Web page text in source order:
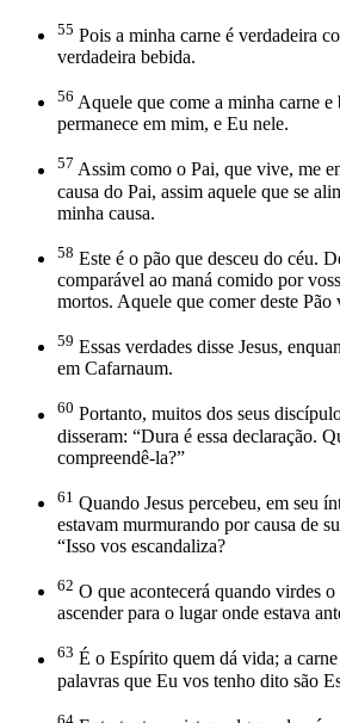
55 Pois a minha carne é verdadeira
verdadeira bebida.
56 Aquele que come a minha carne e
permanece em mim, e Eu nele.
57 Assim como o Pai, que vive, me
causa do Pai, assim aquele que se
minha causa.
58 Este é o pão que desceu do céu.
comparável ao maná comido por
mortos. Aquele que comer deste Pão
59 Essas verdades disse Jesus,
em Cafarnaum.
60 Portanto, muitos dos seus
disseram: “Dura é essa declaração.
compreendê-la?”
61 Quando Jesus percebeu, em seu
estavam murmurando por causa de
“Isso vos escandaliza?
62 O que acontecerá quando virdes
ascender para o lugar onde estava
63 É o Espírito quem dá vida; a
palavras que Eu vos tenho dito são